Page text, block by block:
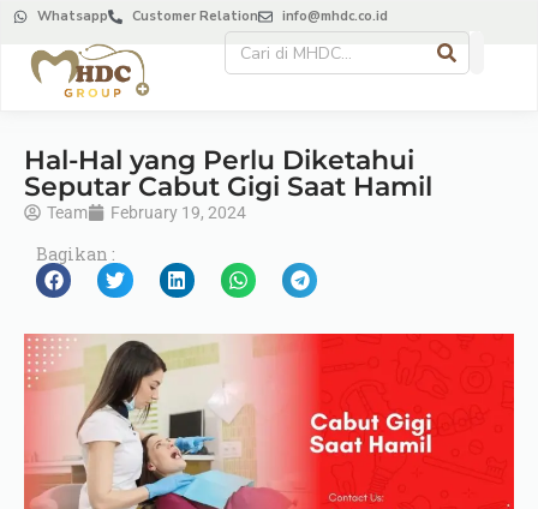
Whatsapp Customer Relation info@mhdc.co.id
Hal-Hal yang Perlu Diketahui
Seputar Cabut Gigi Saat Hamil
Team February 19, 2024
Bagikan :